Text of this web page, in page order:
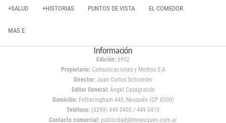
+SALUD +HISTORIAS PUNTOS DE VISTA EL COMEDOR
MAS E
Información
Edición: 6952
Propietario:Comunicaciones y Medios S.A
Director: Juan Carlos Schroeder
Editor General:Ángel Casagrande
Domicilio:Fotheringham 445, Neuquén (CP 8300)
Teléfono: (0299) 449 0400 / 449 0410
Contacto comercial: publicidad@lmneuquen.com.ar